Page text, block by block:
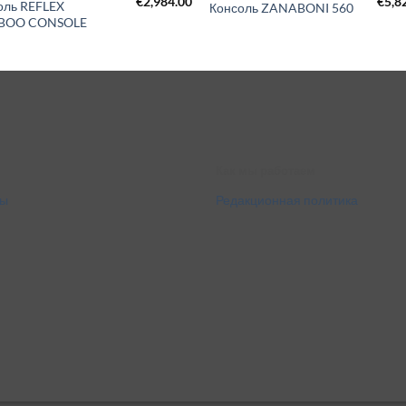
REFLEX
CONSOLE
Консоль ZANABONI 560
Редакционная политика